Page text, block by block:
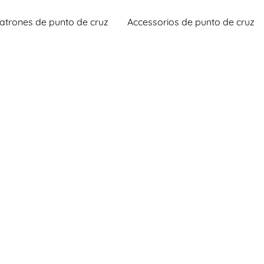
de punto de cruz Accessorios de punto de cruz